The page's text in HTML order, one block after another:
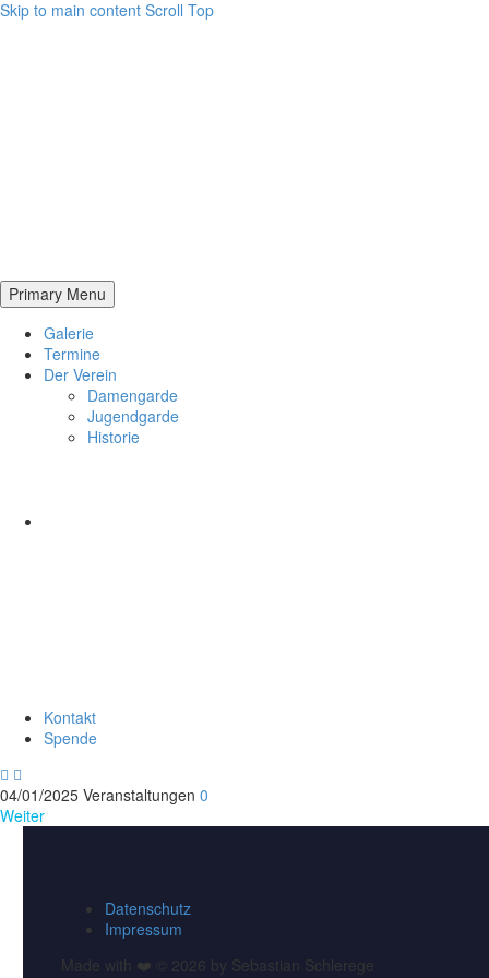
Skip to main content Scroll Top
Primary Menu
Galerie
Termine
Der Verein
Damengarde
Jugendgarde
Historie
Kontakt
Spende
 
04/01/2025 Veranstaltungen 0
Weiter
Datenschutz
Impressum
Made with ❤️ © 2026 by Sebastian Schlerege